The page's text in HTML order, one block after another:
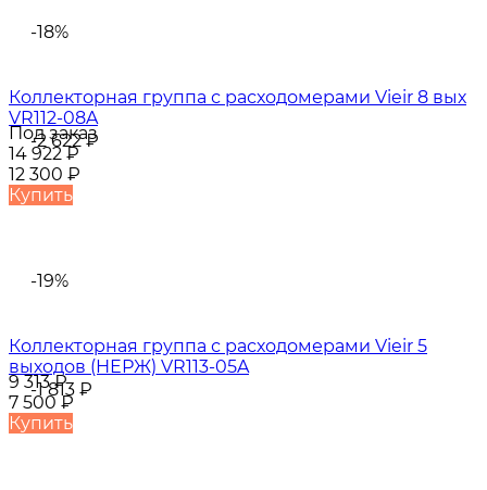
-18%
-2 622₽
Коллекторная группа с расходомерами Vieir 8 вых
VR112-08A
Под заказ
14 922₽
12 300 ₽
Купить
-19%
-1 813 ₽
Коллекторная группа с расходомерами Vieir 5
выходов (НЕРЖ) VR113-05A
9 313₽
7 500 ₽
Купить